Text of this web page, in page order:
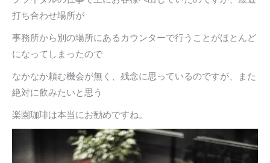
打ち合わせ場所が
事務所から別の場所にあるカウンターで行うことがほとんど
になってしまったので
なかなか頼む機会が無く、残念に思っているのですが、また
絶対に飲みたいと思う
楽園珈琲は本当にお勧めですね。